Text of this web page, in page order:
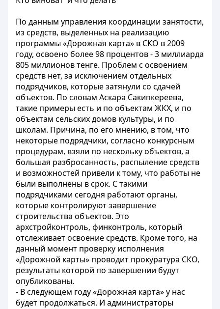
По данным управления координации занятости,
из средств, выделенных на реализацию
программы «Дорожная карта» в СКО в 2009
году, освоено более 98 процентов - 3 миллиарда
805 миллионов тенге. Проблем с освоением
средств нет, за исключением отдельных
подрядчиков, которые затянули со сдачей
объектов. По словам Аскара Сакипкереева,
такие примеры есть и по объектам ЖКХ, и по
объектам сельских домов культуры, и по
школам. Причина, по его мнению, в том, что
некоторые подрядчики, согласно конкурсным
процедурам, взяли по нескольку объектов, а
большая разбросанность, распыление средств
и возможностей привели к тому, что работы не
были выполнены в срок. С такими
подрядчиками сегодня работают органы,
которые контролируют завершение
строительства объектов. Это
архстройконтроль, финконтроль, который
отслеживает освоение средств. Кроме того, на
данный момент проверку исполнения
«Дорожной карты» проводит прокуратура СКО,
результаты которой по завершении будут
опубликованы.
- В следующем году «Дорожная карта» у нас
будет продолжаться. И администраторы